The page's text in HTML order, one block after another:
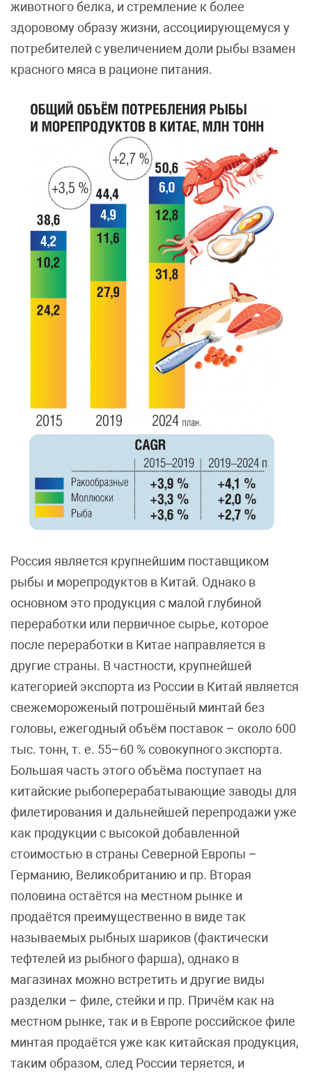
животного белка, и стремление к более
здоровому образу жизни, ассоциирующемуся у
потребителей с увеличением доли рыбы взамен
красного мяса в рационе питания.
Россия является крупнейшим поставщиком
рыбы и морепродуктов в Китай. Однако в
основном это продукция с малой глубиной
переработки или первичное сырье, которое
после переработки в Китае направляется в
другие страны. В частности, крупнейшей
категорией экспорта из России в Китай является
свежемороженый потрошёный минтай без
головы, ежегодный объём поставок – около 600
тыс. тонн, т. е. 55–60 % совокупного экспорта.
Большая часть этого объёма поступает на
китайские рыбоперерабатывающие заводы для
филетирования и дальнейшей перепродажи уже
как продукции с высокой добавленной
стоимостью в страны Северной Европы –
Германию, Великобританию и пр. Вторая
половина остаётся на местном рынке и
продаётся преимущественно в виде так
называемых рыбных шариков (фактически
тефтелей из рыбного фарша), однако в
магазинах можно встретить и другие виды
разделки – филе, стейки и пр. Причём как на
местном рынке, так и в Европе российское филе
минтая продаётся уже как китайская продукция,
таким образом, след России теряется, и